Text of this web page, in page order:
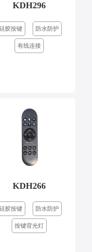
KDH296
胶按键 防水防护
有线连接
KDH266
胶按键 防水防护
按键背光灯